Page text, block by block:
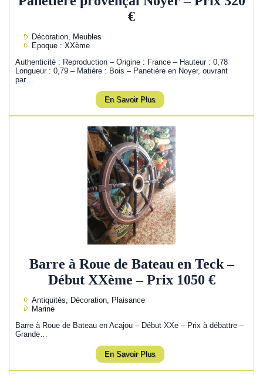
€
Décoration, Meubles
Epoque : XXème
Authenticité : Reproduction – Origine : France – Hauteur : 0,78
Longueur : 0,79 – Matière : Bois – Panetière en Noyer, ouvrant
par…
En Savoir Plus
Barre à Roue de Bateau en Teck –
Début XXème – Prix 1050 €
Antiquités, Décoration, Plaisance
Marine
Barre à Roue de Bateau en Acajou – Début XXe – Prix à débattre –
Grande…
En Savoir Plus